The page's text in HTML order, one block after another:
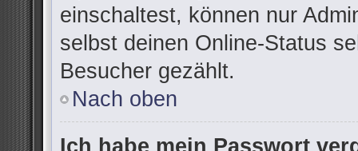
einschaltest, können nur
selbst deinen Online-Status
Besucher gezählt.
Nach oben
Ich habe mein Passwort